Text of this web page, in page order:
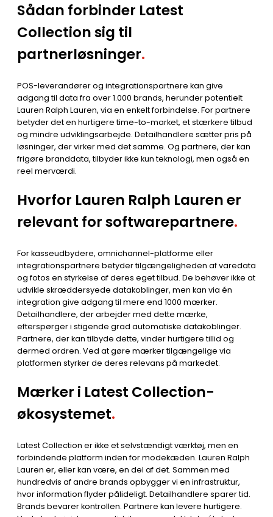
Sådan forbinder Latest
Collection sig til
partnerløsninger.
POS-leverandører og integrationspartnere kan give
adgang til data fra over 1.000 brands, herunder potentielt
Lauren Ralph Lauren, via en enkelt forbindelse. For partnere
betyder det en hurtigere time-to-market, et stærkere tilbud
og mindre udviklingsarbejde. Detailhandlere sætter pris på
løsninger, der virker med det samme. Og partnere, der kan
frigøre branddata, tilbyder ikke kun teknologi, men også en
reel merværdi.
Hvorfor Lauren Ralph Lauren er
relevant for softwarepartnere.
For kasseudbydere, omnichannel-platforme eller
integrationspartnere betyder tilgængeligheden af varedata
og fotos en styrkelse af deres eget tilbud. De behøver ikke at
udvikle skræddersyede datakoblinger, men kan via én
integration give adgang til mere end 1000 mærker.
Detailhandlere, der arbejder med dette mærke,
efterspørger i stigende grad automatiske datakoblinger.
Partnere, der kan tilbyde dette, vinder hurtigere tillid og
dermed ordren. Ved at gøre mærker tilgængelige via
platformen styrker de deres relevans på markedet.
Mærker i Latest Collection-
økosystemet.
Latest Collection er ikke et selvstændigt værktøj, men en
forbindende platform inden for modekæden. Lauren Ralph
Lauren er, eller kan være, en del af det. Sammen med
hundredvis af andre brands opbygger vi en infrastruktur,
hvor information flyder pålideligt. Detailhandlere sparer tid.
Brands bevarer kontrollen. Partnere kan levere hurtigere.